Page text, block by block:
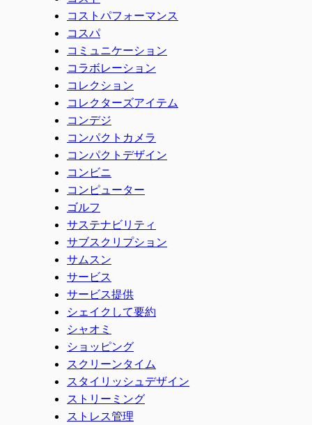
コストパフォーマンス
コスパ
コミュニケーション
コラボレーション
コレクション
コレクターズアイテム
コンデジ
コンパクトカメラ
コンパクトデザイン
コンビニ
コンピューター
ゴルフ
サステナビリティ
サブスクリプション
サムスン
サービス
サービス提供
シェイクして要約
シャオミ
ショッピング
スクリーンタイム
スタイリッシュデザイン
ストリーミング
ストレス管理